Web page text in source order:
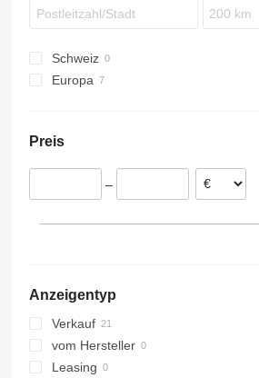
Vario
Schweiz
Europa
Deutschland
Ungarn
Preis
–
Anzeigentyp
Verkauf
vom Hersteller
Leasing